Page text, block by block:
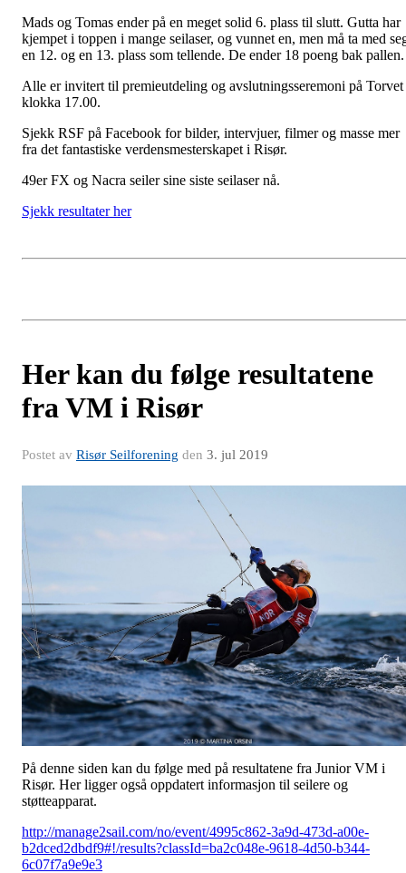
Mads og Tomas ender på en meget solid 6. plass til slutt. Gutta har
kjempet i toppen i mange seilaser, og vunnet en, men må ta med
en 12. og en 13. plass som tellende. De ender 18 poeng bak pallen.
Alle er invitert til premieutdeling og avslutningsseremoni på Torvet
klokka 17.00.
Sjekk RSF på Facebook for bilder, intervjuer, filmer og masse mer
fra det fantastiske verdensmesterskapet i Risør.
49er FX og Nacra seiler sine siste seilaser nå.
Sjekk resultater her
Her kan du følge resultatene
fra VM i Risør
Postet av Risør Seilforening den 3. jul 2019
På denne siden kan du følge med på resultatene fra Junior VM i
Risør. Her ligger også oppdatert informasjon til seilere og
støtteapparat.
http://manage2sail.com/no/event/4995c862-3a9d-473d-a00e-
b2dced2dbdf9#!/results?classId=ba2c048e-9618-4d50-b344-
6c07f7a9e9e3